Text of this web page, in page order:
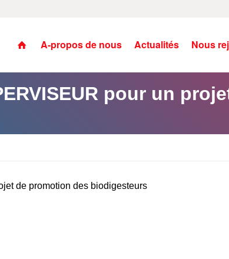
A-propos de nous Actualités Nous
pour un
de promotion des biodigesteurs